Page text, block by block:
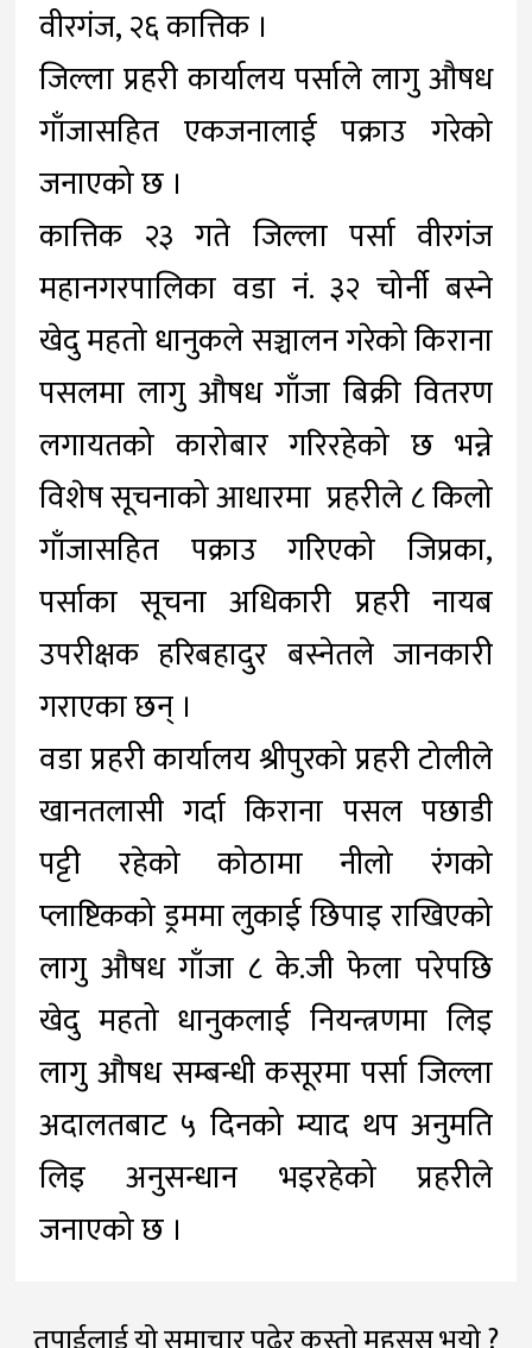
वीरगंज, २६ कात्तिक ।
जिल्ला प्रहरी कार्यालय पर्साले लागु औषध
गाँजासहित एकजनालाई पक्राउ गरेको
जनाएको छ ।
कात्तिक २३ गते जिल्ला पर्सा वीरगंज
महानगरपालिका वडा नं. ३२ चोर्नी बस्ने
खेदु महतो धानुकले सञ्चालन गरेको किराना
पसलमा लागु औषध गाँजा बिक्री वितरण
लगायतको कारोबार गरिरहेको छ भन्ने
विशेष सूचनाको आधारमा प्रहरीले ८ किलो
गाँजासहित पक्राउ गरिएको जिप्रका,
पर्साका सूचना अधिकारी प्रहरी नायब
उपरीक्षक हरिबहादुर बस्नेतले जानकारी
गराएका छन् ।
वडा प्रहरी कार्यालय श्रीपुरको प्रहरी टोलीले
खानतलासी गर्दा किराना पसल पछाडी
पट्टी रहेको कोठामा नीलो रंगको
प्लाष्टिकको ड्रममा लुकाई छिपाइ राखिएको
लागु औषध गाँजा ८ के.जी फेला परेपछि
खेदु महतो धानुकलाई नियन्त्रणमा लिइ
लागु औषध सम्बन्धी कसूरमा पर्सा जिल्ला
अदालतबाट ५ दिनको म्याद थप अनुमति
लिइ अनुसन्धान भइरहेको प्रहरीले
जनाएको छ ।